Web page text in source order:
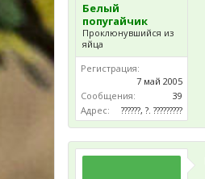
Белый
попугайчик
Проклюнувшийся из
яйца
Регистрация:
7 май 2005
Сообщения:
39
Адрес:
??????, ?. ?????????